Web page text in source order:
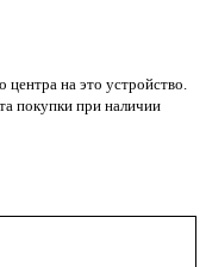
на это устройство.
покупки при наличии